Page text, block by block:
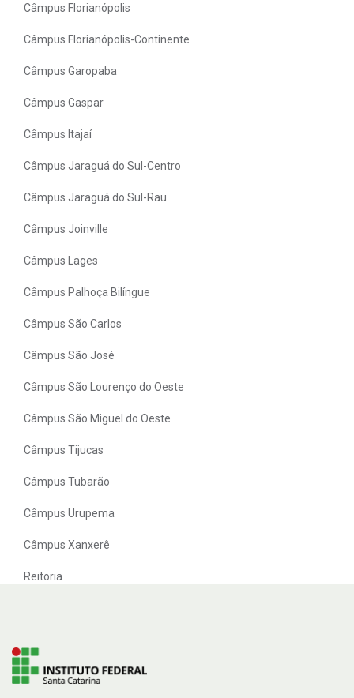
Câmpus Florianópolis
Câmpus Florianópolis-Continente
Câmpus Garopaba
Câmpus Gaspar
Câmpus Itajaí
Câmpus Jaraguá do Sul-Centro
Câmpus Jaraguá do Sul-Rau
Câmpus Joinville
Câmpus Lages
Câmpus Palhoça Bilíngue
Câmpus São Carlos
Câmpus São José
Câmpus São Lourenço do Oeste
Câmpus São Miguel do Oeste
Câmpus Tijucas
Câmpus Tubarão
Câmpus Urupema
Câmpus Xanxerê
Reitoria